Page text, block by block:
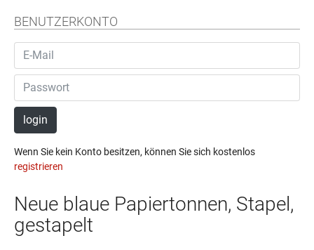
BENUTZERKONTO
login
Wenn Sie kein Konto besitzen, können Sie sich kostenlos
registrieren
Neue blaue Papiertonnen, Stapel,
gestapelt